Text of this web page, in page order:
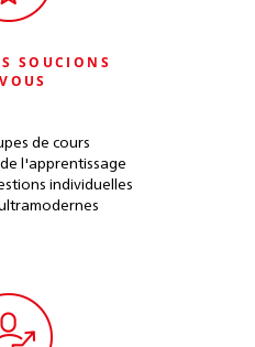
SOUCIONS
de cours
l'apprentissage
individuelles